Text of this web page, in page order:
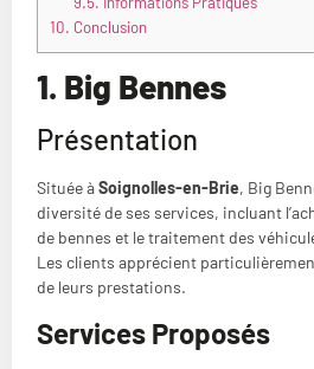
10. Conclusion
1. Big Bennes
Présentation
Située àSoignolles-en-Brie, Big
diversité de ses services, incluant
de bennes et le traitement des
Les clients apprécient
de leurs prestations.
Services Proposés